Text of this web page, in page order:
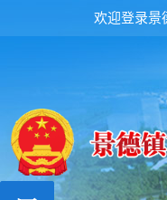
欢迎登录景